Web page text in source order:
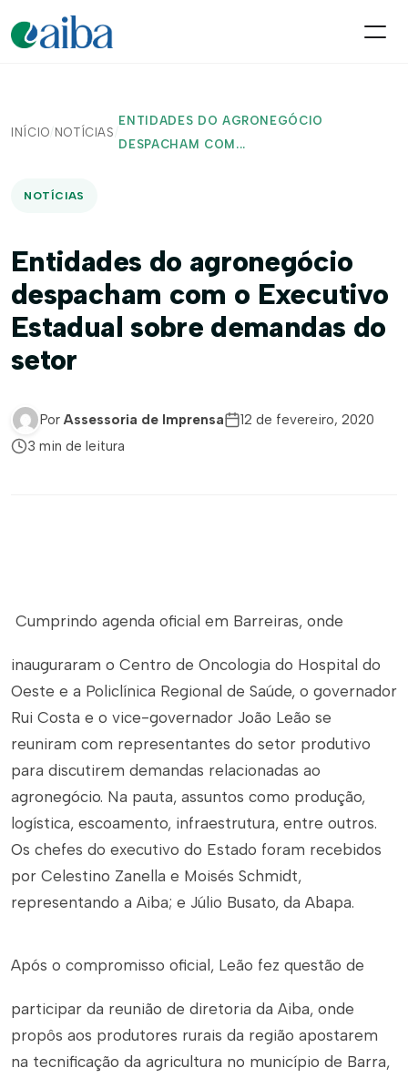
INÍCIO/ NOTÍCIAS /
ENTIDADES DO AGRONEGÓCIO
DESPACHAM COM...
NOTÍCIAS
Entidades do agronegócio
despacham com o Executivo
Estadual sobre demandas do
setor
Por Assessoria de Imprensa
12 de fevereiro, 2020
3 min de leitura
Cumprindo agenda oficial em Barreiras, onde
inauguraram o Centro de Oncologia do Hospital do
Oeste e a Policlínica Regional de Saúde, o governador
Rui Costa e o vice-governador João Leão se
reuniram com representantes do setor produtivo
para discutirem demandas relacionadas ao
agronegócio. Na pauta, assuntos como produção,
logística, escoamento, infraestrutura, entre outros.
Os chefes do executivo do Estado foram recebidos
por Celestino Zanella e Moisés Schmidt,
representando a Aiba; e Júlio Busato, da Abapa.
Após o compromisso oficial, Leão fez questão de
participar da reunião de diretoria da Aiba, onde
propôs aos produtores rurais da região apostarem
na tecnificação da agricultura no município de Barra,